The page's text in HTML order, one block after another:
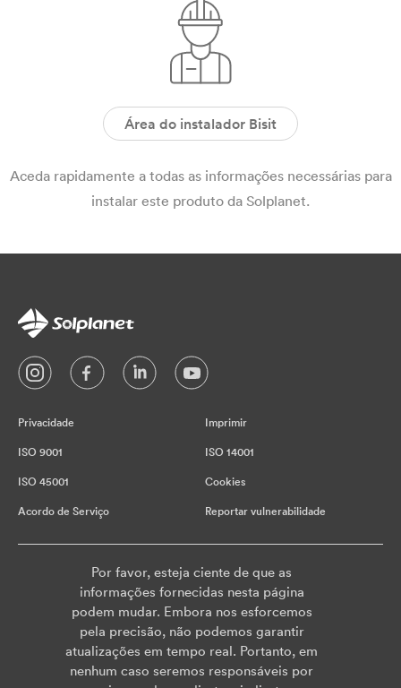
Área do instalador Bisit
Aceda rapidamente a todas as informações necessárias para
instalar este produto da Solplanet.
Privacidade Imprimir
ISO 9001 ISO 14001
ISO 45001 Cookies
Acordo de Serviço Reportar vulnerabilidade
Por favor, esteja ciente de que as
informações fornecidas nesta página
podem mudar. Embora nos esforcemos
pela precisão, não podemos garantir
atualizações em tempo real. Portanto, em
nenhum caso seremos responsáveis por